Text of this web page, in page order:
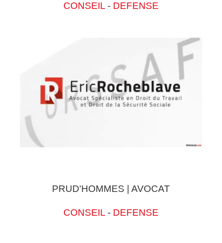
CONSEIL - DEFENSE
PRUD'HOMMES | AVOCAT
CONSEIL - DEFENSE